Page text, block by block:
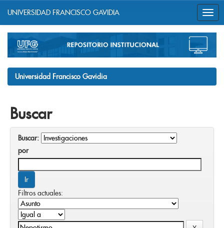
navigation
UNIVERSIDAD FRANCISCO GAVIDIA
Universidad Francisco Gavidia
Buscar
Buscar:
por
Filtros actuales: